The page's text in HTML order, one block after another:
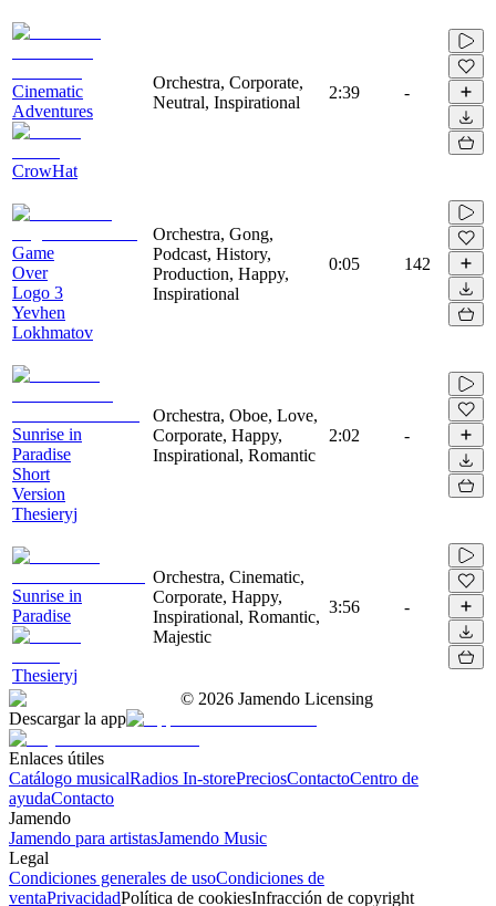
Cinematic
Adventures
CrowHat
Orchestra, Corporate,
Neutral, Inspirational
2:39 -
Game
Over
Logo 3
Yevhen
Lokhmatov
Orchestra, Gong,
Podcast, History,
Production, Happy,
Inspirational
0:05 142
Sunrise in
Paradise
Short
Version
Thesieryj
Orchestra, Oboe, Love,
Corporate, Happy,
Inspirational, Romantic
2:02 -
Sunrise in
Paradise
Thesieryj
Orchestra, Cinematic,
Corporate, Happy,
Inspirational, Romantic,
Majestic
3:56 -
© 2026 Jamendo Licensing
Descargar la app
Enlaces útiles
Catálogo musicalRadios In-storePreciosContactoCentro de
ayudaContacto
Jamendo
Jamendo para artistasJamendo Music
Legal
Condiciones generales de usoCondiciones de
ventaPrivacidadPolítica de cookiesInfracción de copyright